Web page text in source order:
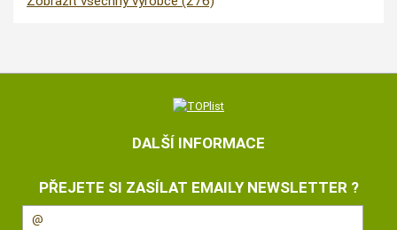
DALŠÍ INFORMACE
PŘEJETE SI ZASÍLAT EMAILY NEWSLETTER ?